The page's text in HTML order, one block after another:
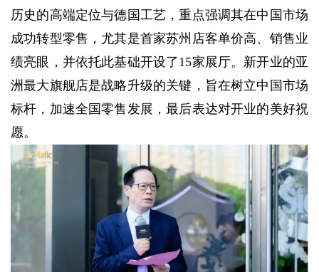
历史的高端定位与德国工艺，重点强调其在中国市场
成功转型零售，尤其是首家苏州店客单价高、销售业
绩亮眼，并依托此基础开设了15家展厅。新开业的亚
洲最大旗舰店是战略升级的关键，旨在树立中国市场
标杆，加速全国零售发展，最后表达对开业的美好祝
愿。